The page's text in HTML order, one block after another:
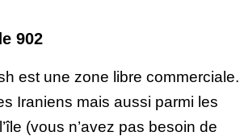
902
est une zone libre commerciale.
Iraniens mais aussi parmi les
(vous n’avez pas besoin de